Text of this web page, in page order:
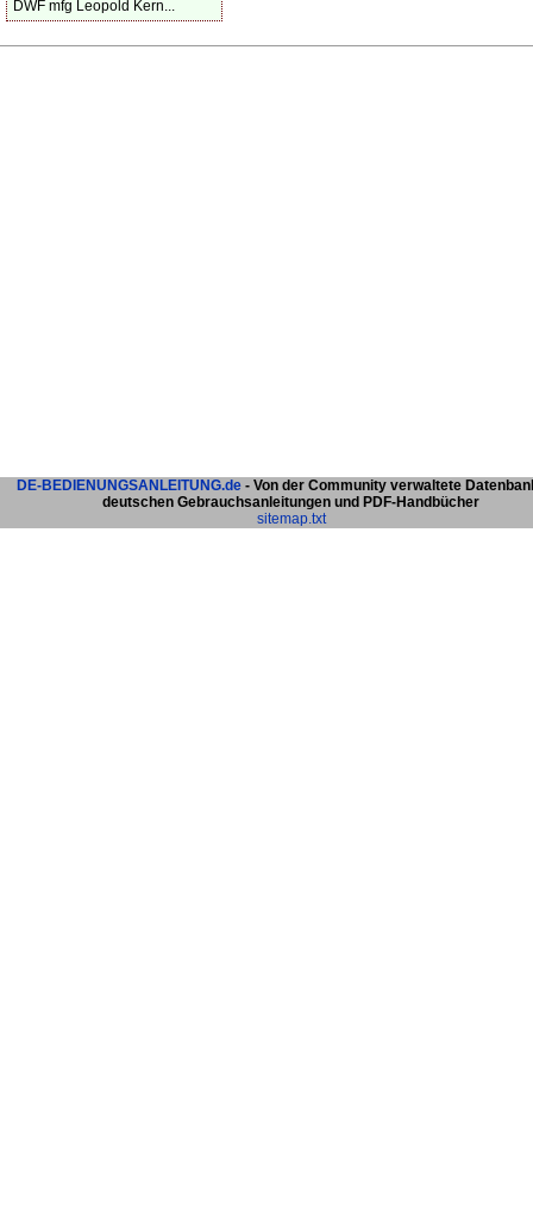
DWF mfg Leopold Kern...
DE-BEDIENUNGSANLEITUNG.de - Von der Community verwaltete
deutschen Gebrauchsanleitungen und PDF-Handbücher
sitemap.txt